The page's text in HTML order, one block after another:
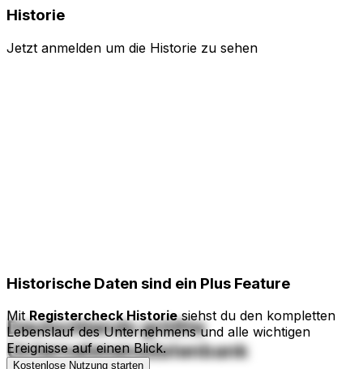
Historie
Jetzt anmelden um die Historie zu sehen
Historische Daten sind ein Plus Feature
MitRegistercheck Historie siehst du den kompletten
Lebenslauf des Unternehmens und alle wichtigen
Ereignisse auf einen Blick.
Kostenlose Nutzung starten
Deutschlands größte
Unternehmensdatenbank